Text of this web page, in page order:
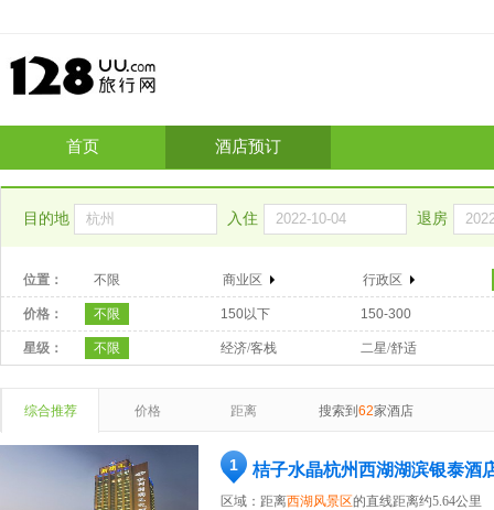
首页 酒店预订
目的地 入住 退房
位置： 不限 商业区 行政区
价格： 不限 150以下 150-300
星级： 不限 经济/客栈 二星/舒适
综合推荐 价格 距离 搜索到 62家酒店
1 桔子水晶杭州西湖湖滨银泰酒
区域：距离西湖风景区的直线距离约5.64公里